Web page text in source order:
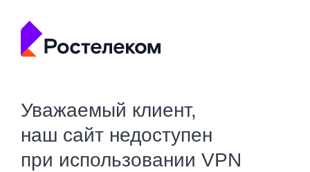
Уважаемый клиент,
наш сайт недоступен
при использовании VPN